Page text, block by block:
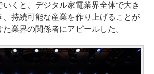
くと、デジタル家電業界全体で大き
、持続可能な産業を作り上げることが
業界の関係者にアピールした。